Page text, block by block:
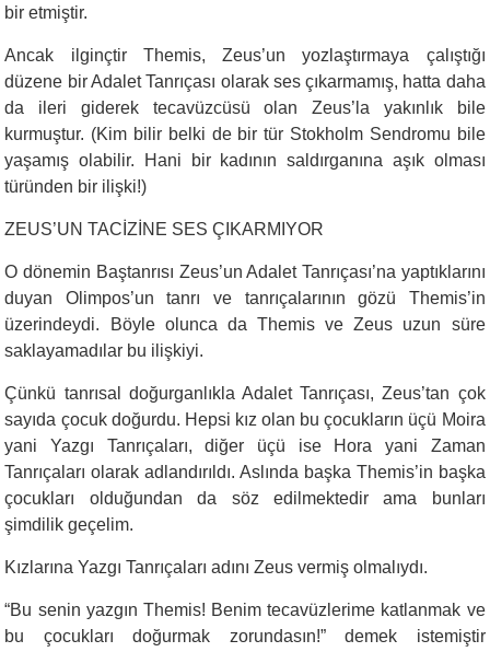
bir etmiştir.
Ancak ilginçtir Themis, Zeus’un yozlaştırmaya çalıştığı
düzene bir Adalet Tanrıçası olarak ses çıkarmamış, hatta daha
da ileri giderek tecavüzcüsü olan Zeus’la yakınlık bile
kurmuştur. (Kim bilir belki de bir tür Stokholm Sendromu bile
yaşamış olabilir. Hani bir kadının saldırganına aşık olması
türünden bir ilişki!)
ZEUS’UN TACİZİNE SES ÇIKARMIYOR
O dönemin Baştanrısı Zeus’un Adalet Tanrıçası’na yaptıklarını
duyan Olimpos’un tanrı ve tanrıçalarının gözü Themis’in
üzerindeydi. Böyle olunca da Themis ve Zeus uzun süre
saklayamadılar bu ilişkiyi.
Çünkü tanrısal doğurganlıkla Adalet Tanrıçası, Zeus’tan çok
sayıda çocuk doğurdu. Hepsi kız olan bu çocukların üçü Moira
yani Yazgı Tanrıçaları, diğer üçü ise Hora yani Zaman
Tanrıçaları olarak adlandırıldı. Aslında başka Themis’in başka
çocukları olduğundan da söz edilmektedir ama bunları
şimdilik geçelim.
Kızlarına Yazgı Tanrıçaları adını Zeus vermiş olmalıydı.
“Bu senin yazgın Themis! Benim tecavüzlerime katlanmak ve
bu çocukları doğurmak zorundasın!” demek istemiştir